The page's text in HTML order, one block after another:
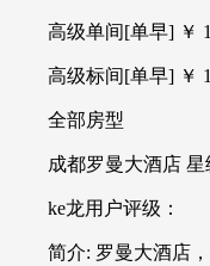
高级单间[单早] ￥
高级标间[单早] ￥
全部房型
成都罗曼大酒店
ke龙用户评级：
简介: 罗曼大酒店，